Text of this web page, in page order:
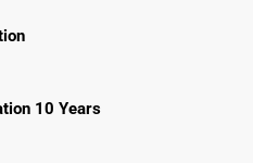
10 Years